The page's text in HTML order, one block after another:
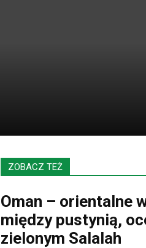
ZOBACZ TEŻ
Oman – orientalne
między pustynią,
zielonym Salalah